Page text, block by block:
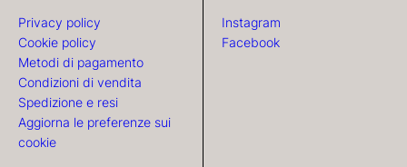
Privacy policy
Cookie policy
Metodi di pagamento
Condizioni di vendita
Spedizione e resi
Aggiorna le preferenze sui
cookie
Instagram
Facebook